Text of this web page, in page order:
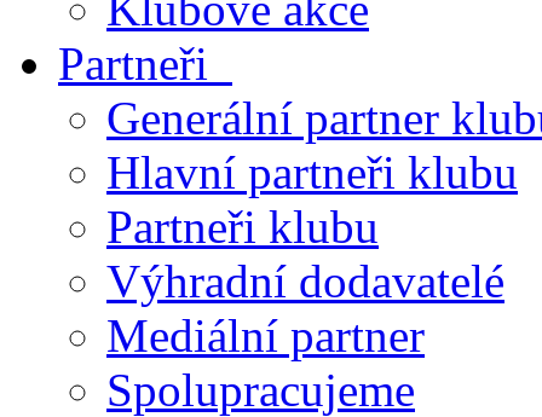
Partneři
Generální partner
Hlavní partneři klubu
Partneři klubu
Výhradní dodavatelé
Mediální partner
Spolupracujeme